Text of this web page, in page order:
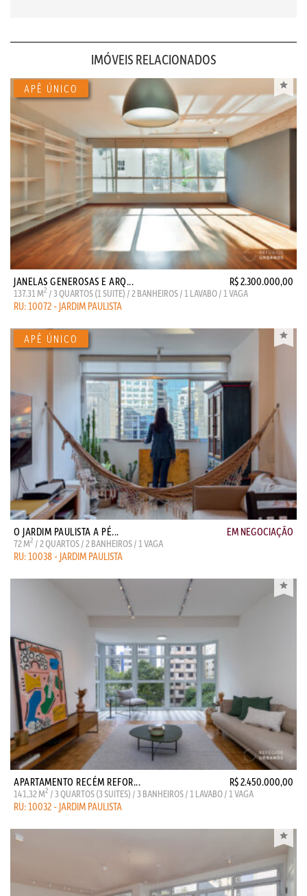
IMÓVEIS RELACIONADOS
JANELAS GENEROSAS E ARQ... R$ 2.300.000,00
137.31 M2 / 3 QUARTOS (1 SUITE) / 2 BANHEIROS / 1 LAVABO / 1 VAGA
RU: 10072 - JARDIM PAULISTA
O JARDIM PAULISTA A PÉ... EM NEGOCIAÇÃO
72 M2 / 2 QUARTOS / 2 BANHEIROS / 1 VAGA
RU: 10038 - JARDIM PAULISTA
APARTAMENTO RECÉM REFOR... R$ 2.450.000,00
141,32 M2 / 3 QUARTOS (3 SUITES) / 3 BANHEIROS / 1 LAVABO / 1 VAGA
RU: 10032 - JARDIM PAULISTA